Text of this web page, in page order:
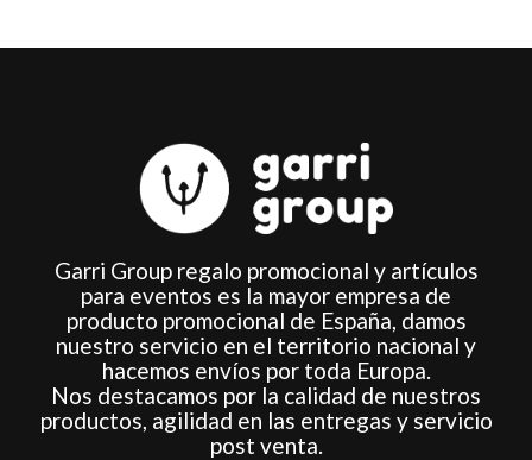
página
página
Garri Group regalo promocional y artículos
para eventos es la mayor empresa de
producto promocional de España, damos
nuestro servicio en el territorio nacional y
hacemos envíos por toda Europa.
Nos destacamos por la calidad de nuestros
productos, agilidad en las entregas y servicio
post venta.